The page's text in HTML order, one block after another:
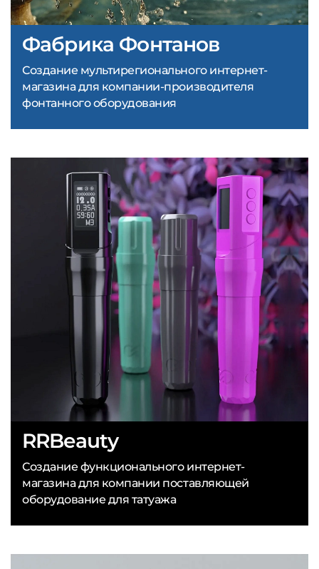
RRBeauty
Создание функционального интернет-
магазина для компании поставляющей
оборудование для татуажа
Фабрика Фонтанов
Создание мультирегионального интернет-
магазина для компании-производителя
фонтанного оборудования